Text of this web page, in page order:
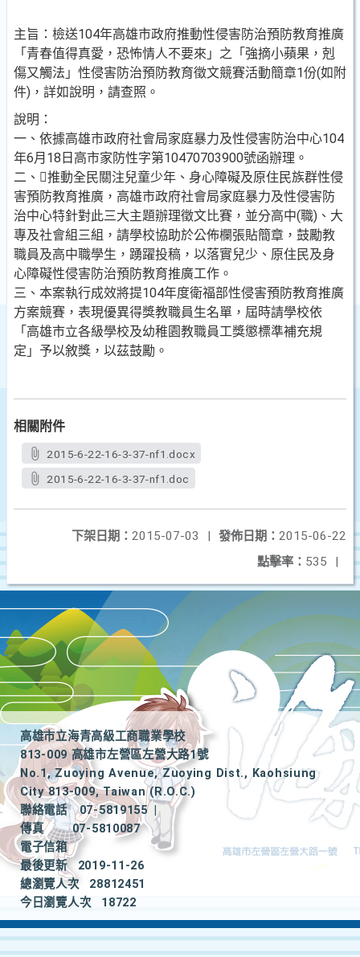
主旨：檢送104年高雄市政府推動性侵害防治預防教育推廣
「青春值得真愛，恐怖情人不要來」之「強摘小蘋果，剋
傷又觸法」性侵害防治預防教育徵文競賽活動簡章1份(如附
件)，詳如說明，請查照。
說明：
一、依據高雄市政府社會局家庭暴力及性侵害防治中心104
年6月18日高市家防性字第10470703900號函辦理。
二、推動全民關注兒童少年、身心障礙及原住民族群性侵
害預防教育推廣，高雄市政府社會局家庭暴力及性侵害防
治中心特針對此三大主題辦理徵文比賽，並分高中(職)、大
專及社會組三組，請學校協助於公佈欄張貼簡章，鼓勵教
職員及高中職學生，踴躍投稿，以落實兒少、原住民及身
心障礙性侵害防治預防教育推廣工作。
三、本案執行成效將提104年度衛福部性侵害預防教育推廣
方案競賽，表現優異得獎教職員生名單，屆時請學校依
「高雄市立各級學校及幼稚園教職員工獎懲標準補充規
定」予以敘獎，以茲鼓勵。
相關附件
2015-6-22-16-3-37-nf1.docx
2015-6-22-16-3-37-nf1.doc
發佈日期： 2015-06-22
下架日期： 2015-07-03
|
點擊率： 535 |
高雄市立海青高級工商職業學校
813-009 高雄市左營區左營大路1號
No.1, Zuoying Avenue, Zuoying Dist., Kaohsiung
City 813-009, Taiwan (R.O.C.)
聯絡電話
07-5819155
|
傳真
07-5810087
電子信箱
最後更新
2019-11-26
總瀏覽人次
28812451
今日瀏覽人次
18722